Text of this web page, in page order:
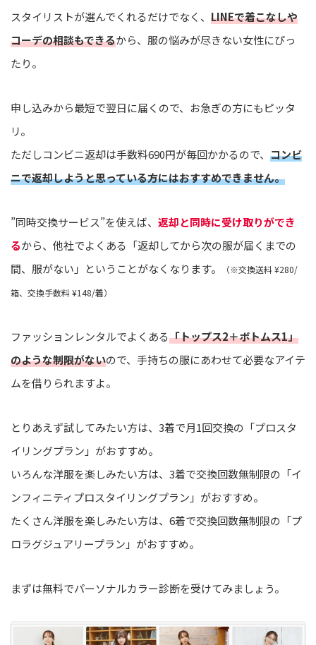
スタイリストが選んでくれるだけでなく、 LINEで着こなしや
コーデの相談もできるから、服の悩みが尽きない女性にぴっ
たり。
申し込みから最短で翌日に届くので、お急ぎの方にもピッタ
リ。
ただしコンビニ返却は手数料690円が毎回かかるので、 コンビ
ニで返却しようと思っている方にはおすすめできません。
”同時交換サービス”を使えば、 返却と同時に受け取りができ
るから、他社でよくある「返却してから次の服が届くまでの
間、服がない」ということがなくなります。
（※交換送料 ¥280/
箱、交換手数料 ¥148/着）
ファッションレンタルでよくある「トップス2＋ボトムス1」
のような制限がないので、手持ちの服にあわせて必要なアイテ
ムを借りられますよ。
とりあえず試してみたい方は、3着で月1回交換の「プロスタ
イリングプラン」がおすすめ。
いろんな洋服を楽しみたい方は、3着で交換回数無制限の「イ
ンフィニティプロスタイリングプラン」がおすすめ。
たくさん洋服を楽しみたい方は、6着で交換回数無制限の「プ
ロラグジュアリープラン」がおすすめ。
まずは無料でパーソナルカラー診断を受けてみましょう。